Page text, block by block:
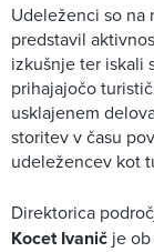
Udeleženci so na
predstavil
izkušnje ter iskali
prihajajočo
usklajenem
storitev v času
udeležencev kot
Direktorica
Kocet Ivanič je